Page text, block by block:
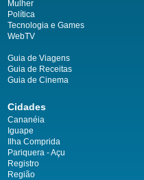
Mulher
Política
Tecnologia e Games
WebTV
Guia de Viagens
Guia de Receitas
Guia de Cinema
Cidades
Cananéia
Iguape
Ilha Comprida
Pariquera - Açu
Registro
Região